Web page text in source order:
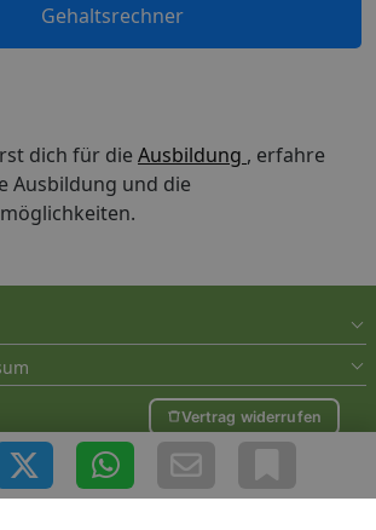
Gehaltsrechner
dich für die Ausbildung , erfahre
Ausbildung und die
Vertrag widerrufen
1A-Infosysteme.de | Content by: 1A-Stellenmarkt.de |